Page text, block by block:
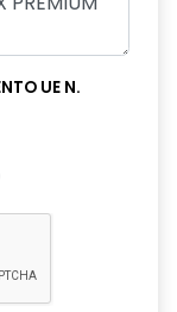
UE N.